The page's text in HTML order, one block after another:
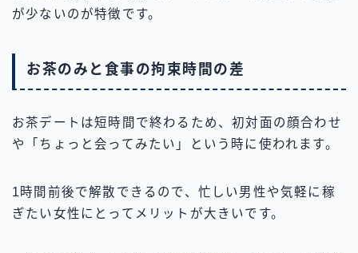
が少ないのが特徴です。
お茶のみと食事の拘束時間の差
お茶デートは短時間で終わるため、初対面の顔合わせ
や「ちょっと会ってみたい」という時に使われます。
1時間前後で解散できるので、忙しい男性や気軽に稼
ぎたい女性にとってメリットが大きいです。